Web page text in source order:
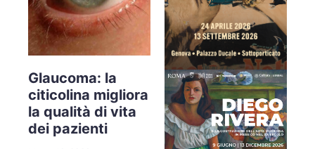
Glaucoma: la
citicolina migliora
la qualità di vita
dei pazienti